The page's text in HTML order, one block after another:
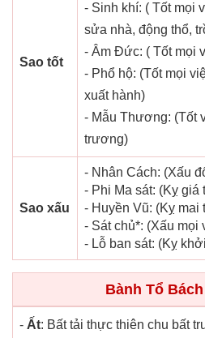
Sao tốt
- Sinh khí: ( Tốt mọi
sửa nhà, động thổ,
- Âm Đức: ( Tốt mọi
- Phổ hộ: (Tốt mọi
xuất hành)
- Mẫu Thương: (Tốt
trương)
Sao xấu
- Nhân Cách: (Xấu
- Phi Ma sát: (Kỵ giá
- Huyền Vũ: (Kỵ mai
- Sát chủ*: (Xấu mọi
- Lỗ ban sát: (Kỵ
Bành Tổ
- Ất: Bất tải thực thiên chu bất